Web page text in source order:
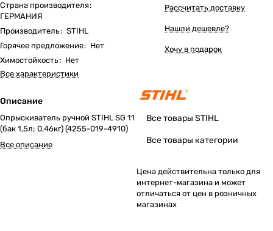
Страна производителя:
ГЕРМАНИЯ
Производитель: STIHL
Горячее предложение: Нет
Химостойкость: Нет
Все характеристики
Описание
Опрыскиватель ручной STIHL SG 11
(бак 1,5л; 0,46кг) (4255-019-4910)
Все описание
Рассчитать доставку
Нашли дешевле?
Хочу в подарок
Все товары STIHL
Все товары категории
Цена действительна только для
интернет-магазина и может
отличаться от цен в розничных
магазинах